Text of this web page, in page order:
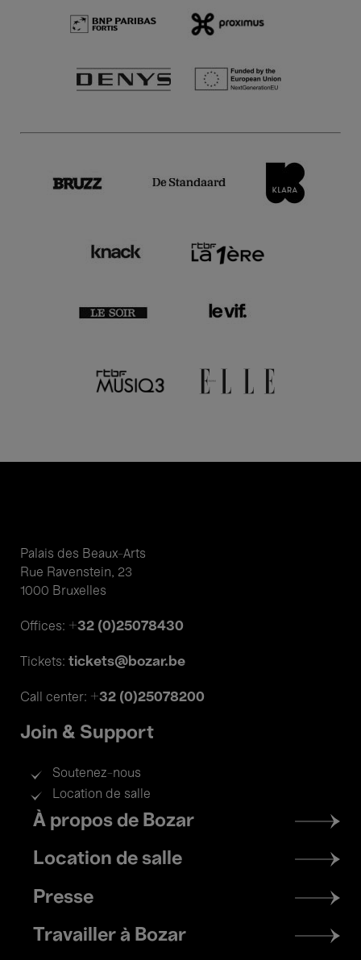
Palais des Beaux-Arts
Rue Ravenstein, 23
1000 Bruxelles
Offices: +32 (0)25078430
Tickets: tickets@bozar.be
Call center: +32 (0)25078200
Join & Support
Soutenez-nous
Location de salle
Footer
menu
À propos de Bozar
Location de salle
Presse
Travailler à Bozar